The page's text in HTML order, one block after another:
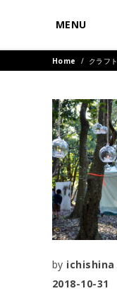
MENU
Home / クラフ
by ichishina
2018-10-31